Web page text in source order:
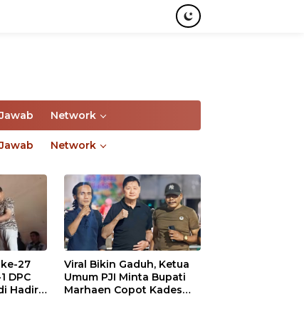
Network
Network
27
DPC
Hadiri
Viral Bikin Gaduh, Ketua
Umum PJI Minta Bupati
Marhaen Copot Kades